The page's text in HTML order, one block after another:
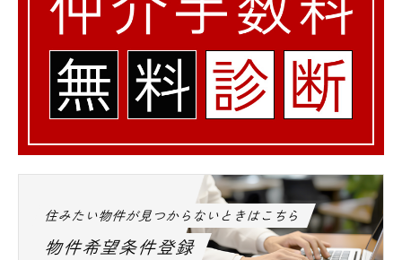
都内全域の高級賃貸、ペット可レジデンス、
デザインマンションはエスアールホームにお
任せください★
他社様ご紹介物件でも仲介手数料の無料診断
も実施中です☆
お気軽にお問い合わせ下さいませ。
住みたい物件が見つからないときはこちら
物件希望条件登録